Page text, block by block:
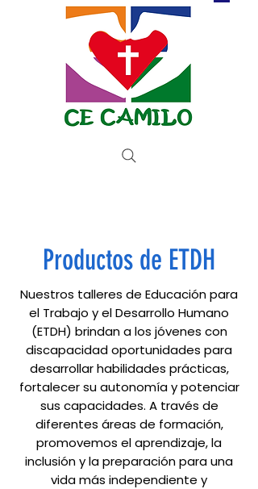
BETAALKNOP
Productos de ETDH
Nuestros talleres de Educación para
el Trabajo y el Desarrollo Humano
(ETDH) brindan a los jóvenes con
discapacidad oportunidades para
desarrollar habilidades prácticas,
fortalecer su autonomía y potenciar
sus capacidades. A través de
diferentes áreas de formación,
promovemos el aprendizaje, la
inclusión y la preparación para una
vida más independiente y